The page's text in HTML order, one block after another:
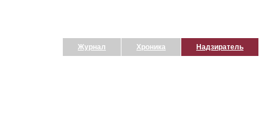
Журнал Хроника Надзиратель